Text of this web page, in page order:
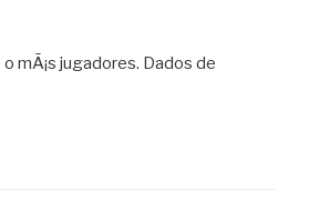
mÃ¡s jugadores. Dados de